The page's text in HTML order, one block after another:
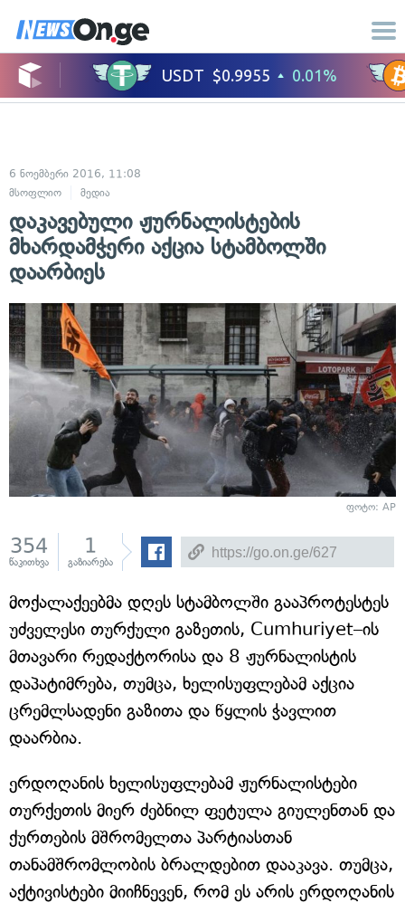
6 ნოემბერი 2016, 11:08
მსოფლიო
მედია
დაკავებული ჟურნალისტების
მხარდამჭერი აქცია სტამბოლში
დაარბიეს
ფოტო: AP
354
წაკითხვა
1
გაზიარება
მოქალაქეებმა დღეს სტამბოლში გააპროტესტეს
უძველესი თურქული გაზეთის, Cumhuriyet–ის
მთავარი რედაქტორისა და 8 ჟურნალისტის
დაპატიმრება, თუმცა, ხელისუფლებამ აქცია
ცრემლსადენი გაზითა და წყლის ჭავლით
დაარბია.
ერდოღანის ხელისუფლებამ ჟურნალისტები
თურქეთის მიერ ძებნილ ფეტულა გიულენთან და
ქურთების მშრომელთა პარტიასთან
თანამშრომლობის ბრალდებით დააკავა. თუმცა,
აქტივისტები მიიჩნევენ, რომ ეს არის ერდოღანის